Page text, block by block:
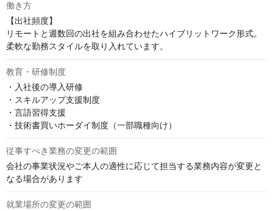
働き方
【出社頻度】
リモートと週数回の出社を組み合わせたハイブリットワーク形式。
柔軟な勤務スタイルを取り入れています。
教育・研修制度
・入社後の導入研修
・スキルアップ支援制度
・言語習得支援
・技術書買いホーダイ制度（一部職種向け）
従事すべき業務の変更の範囲
会社の事業状況やご本人の適性に応じて担当する業務内容が変更と
なる場合があります
就業場所の変更の範囲